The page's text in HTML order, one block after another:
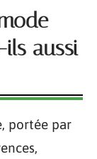
ils aussi
portée par